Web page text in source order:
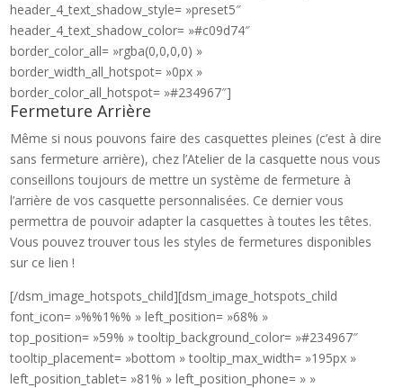
header_4_text_shadow_style= »preset5″
header_4_text_shadow_color= »#c09d74″
border_color_all= »rgba(0,0,0,0) »
border_width_all_hotspot= »0px »
border_color_all_hotspot= »#234967″]
Fermeture Arrière
Même si nous pouvons faire des casquettes pleines (c’est à dire
sans fermeture arrière), chez l’Atelier de la casquette nous vous
conseillons toujours de mettre un système de fermeture à
l’arrière de vos casquette personnalisées. Ce dernier vous
permettra de pouvoir adapter la casquettes à toutes les têtes.
Vous pouvez trouver tous les styles de fermetures disponibles
sur ce lien !
[/dsm_image_hotspots_child][dsm_image_hotspots_child
font_icon= »%%1%% » left_position= »68% »
top_position= »59% » tooltip_background_color= »#234967″
tooltip_placement= »bottom » tooltip_max_width= »195px »
left_position_tablet= »81% » left_position_phone= » »